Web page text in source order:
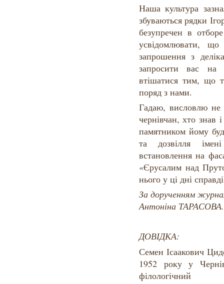
Наша культура
збуваються рядки
безупречен в
усвідомлювати,
запрошення з
запросити вас на
втішатися тим, що
поряд з нами.
Гадаю, висловлю
чернівчан, хто
памятником йому
та дозвілля
встановлення на
«Єрусалим над
нього у ці дні
За дорученням
Антоніна ТАРАСОВА.
ДОВІДКА:
Семен Ісаакович
1952 року у
філологічний